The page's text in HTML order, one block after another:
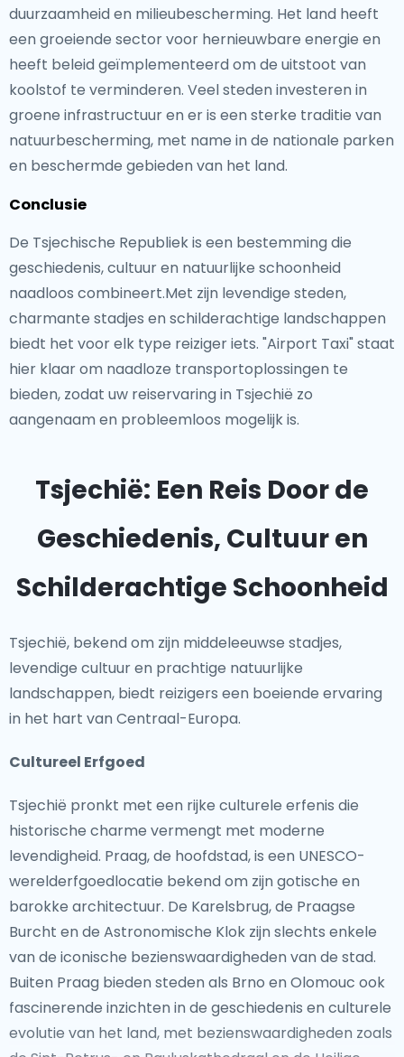
duurzaamheid en milieubescherming. Het land heeft
een groeiende sector voor hernieuwbare energie en
heeft beleid geïmplementeerd om de uitstoot van
koolstof te verminderen. Veel steden investeren in
groene infrastructuur en er is een sterke traditie van
natuurbescherming, met name in de nationale parken
en beschermde gebieden van het land.
Conclusie
De Tsjechische Republiek is een bestemming die
geschiedenis, cultuur en natuurlijke schoonheid
naadloos combineert.Met zijn levendige steden,
charmante stadjes en schilderachtige landschappen
biedt het voor elk type reiziger iets. "Airport Taxi" staat
hier klaar om naadloze transportoplossingen te
bieden, zodat uw reiservaring in Tsjechië zo
aangenaam en probleemloos mogelijk is.
Tsjechië: Een Reis Door de
Geschiedenis, Cultuur en
Schilderachtige Schoonheid
Tsjechië, bekend om zijn middeleeuwse stadjes,
levendige cultuur en prachtige natuurlijke
landschappen, biedt reizigers een boeiende ervaring
in het hart van Centraal-Europa.
Cultureel Erfgoed
Tsjechië pronkt met een rijke culturele erfenis die
historische charme vermengt met moderne
levendigheid. Praag, de hoofdstad, is een UNESCO-
werelderfgoedlocatie bekend om zijn gotische en
barokke architectuur. De Karelsbrug, de Praagse
Burcht en de Astronomische Klok zijn slechts enkele
van de iconische bezienswaardigheden van de stad.
Buiten Praag bieden steden als Brno en Olomouc ook
fascinerende inzichten in de geschiedenis en culturele
evolutie van het land, met bezienswaardigheden zoals